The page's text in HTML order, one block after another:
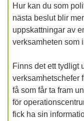
Hur kan du som
nästa beslut blir
uppskattningar av
verksamheten som
Finns det ett tydligt
verksamhetschefer
få som får ta fram
för
fick ha sin